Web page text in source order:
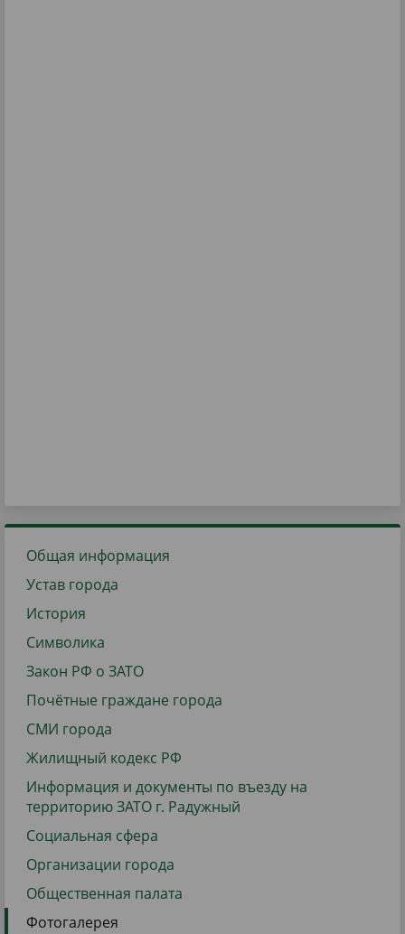
Общая информация
Устав города
История
Символика
Закон РФ о ЗАТО
Почётные граждане города
СМИ города
Жилищный кодекс РФ
Информация и документы по въезду на
территорию ЗАТО г. Радужный
Социальная сфера
Организации города
Общественная палата
Фотогалерея